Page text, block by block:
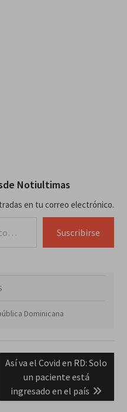
Notiultimas
en tu correo electrónico.
Suscribirse
Dominicana
Next
post:
Así va el Covid en RD: Solo
un paciente está
ingresado en el país